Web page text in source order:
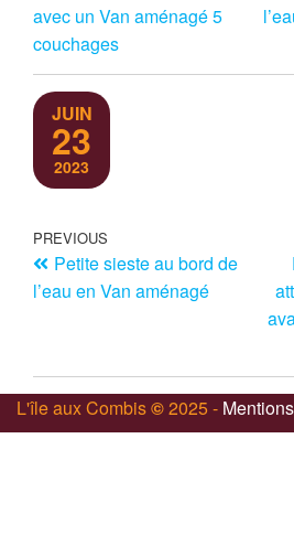
avec un Van aménagé 5
couchages
JUIN
23
2023
PREVIOUS
Petite sieste au bord de
l’eau en Van aménagé
L'île aux Combis©2025 -